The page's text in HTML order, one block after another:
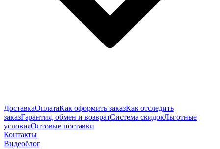
ДоставкаОплатаКак оформить заказКак отследить
заказГарантия, обмен и возвратСистема скидокЛьготные
условияОптовые поставки
Контакты
Видеоблог